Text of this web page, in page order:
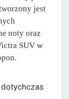
jest
noty oraz
SUV w
dotychczas